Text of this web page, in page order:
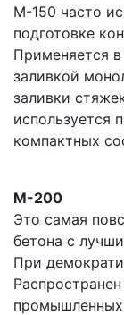
М-150 часто
подготовке
Применяется в
заливкой
заливки
используется
компактных
М-200
Это самая
бетона с
При
промышленных